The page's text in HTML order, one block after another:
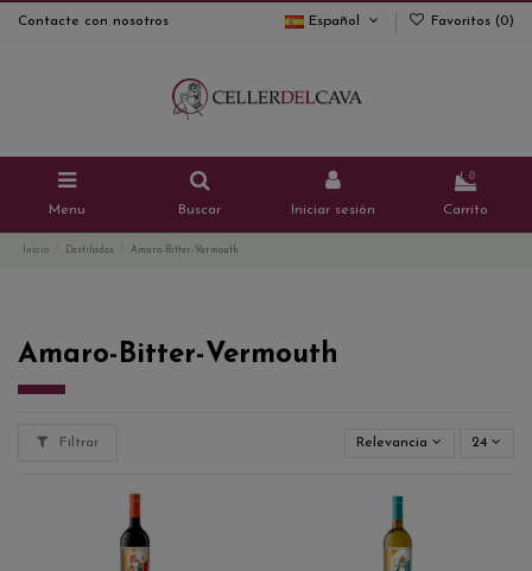
Contacte con nosotros Español Favoritos (0)
Menu Buscar Iniciar sesión
0
Carrito
Inicio Destilados Amaro-Bitter-Vermouth
Amaro-Bitter-Vermouth
Filtrar Relevancia 24